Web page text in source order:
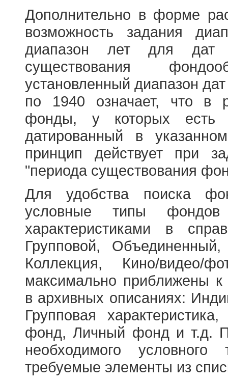
Дополнительно в форме
возможность задания
диапазон лет для
существования
установленный диапазон
по 1940 означает, что в
фонды, у которых есть
датированный в
принцип действует при
"периода существования
Для удобства поиска
условные типы
характеристиками в
Групповой,
Коллекция, Кино/
максимально приближены
в архивных описаниях:
Групповая
фонд, Личный фонд и т.д.
необходимого
требуемые элементы из